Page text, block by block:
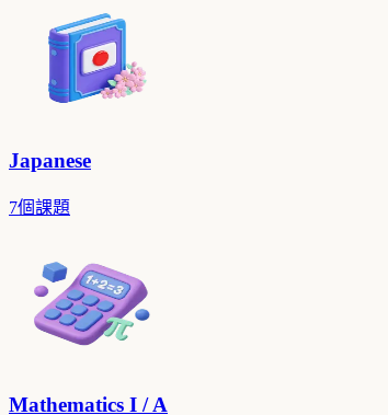
Japanese
7個課題
Mathematics I / A